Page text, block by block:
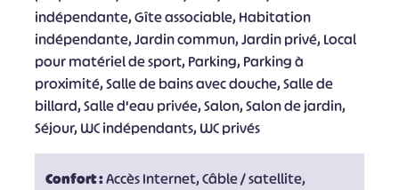
indépendante, Gîte associable, Habitation
indépendante, Jardin commun, Jardin privé, Local
pour matériel de sport, Parking, Parking à
proximité, Salle de bains avec douche, Salle de
billard, Salle d'eau privée, Salon, Salon de jardin,
Séjour, WC indépendants, WC privés
Confort :Accès Internet, Câble / satellite,